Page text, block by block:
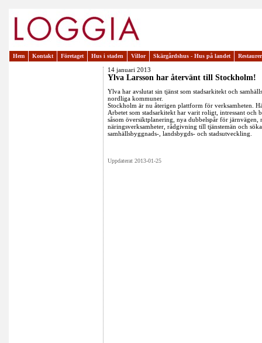
Hem Kontakt Företaget Hus i staden Villor Skärgårdshus - Hus på landet
14 januari 2013
Ylva Larsson har återvänt till Stockholm!
Ylva har avslutat sin tjänst som stadsarkitekt och
nordliga kommuner.
Stockholm är nu återigen plattform för verksamheten.
Arbetet som stadsarkitekt har varit roligt, intressant och
såsom översiktplanering, nya dubbelspår för
näringsverksamheter, rådgivning till tjänstemän och
samhällsbyggnads-, landsbygds- och stadsutveckling.
Uppdaterat 2013-01-25